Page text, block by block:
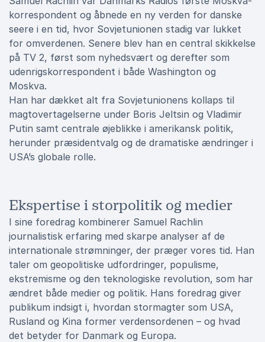
korrespondent og åbnede en ny verden for danske
seere i en tid, hvor Sovjetunionen stadig var lukket
for omverdenen. Senere blev han en central skikkelse
på TV 2, først som nyhedsvært og derefter som
udenrigskorrespondent i både Washington og
Moskva.
Han har dækket alt fra Sovjetunionens kollaps til
magtovertagelserne under Boris Jeltsin og Vladimir
Putin samt centrale øjeblikke i amerikansk politik,
herunder præsidentvalg og de dramatiske ændringer i
USA’s globale rolle.
Ekspertise i storpolitik og medier
I sine foredrag kombinerer Samuel Rachlin
journalistisk erfaring med skarpe analyser af de
internationale strømninger, der præger vores tid. Han
taler om geopolitiske udfordringer, populisme,
ekstremisme og den teknologiske revolution, som har
ændret både medier og politik. Hans foredrag giver
publikum indsigt i, hvordan stormagter som USA,
Rusland og Kina former verdensordenen – og hvad
det betyder for Danmark og Europa.